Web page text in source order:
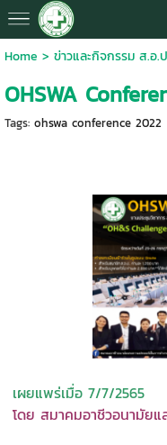
Home > ข่าวและกิจกรรม ส.อ.
OHSWA
Tags: ohswa conference 2022
เผยแพร่เมื่อ 7/7/2565
โดย สมาคมอาชีวอนามัยแ